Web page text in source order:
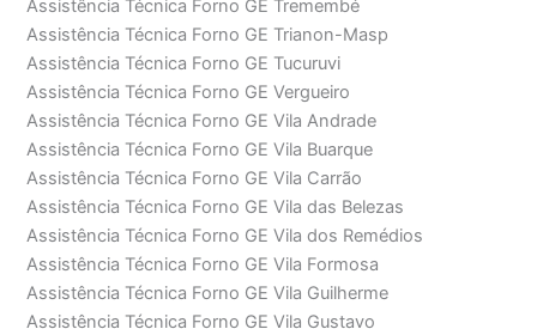
Assistência Técnica Forno GE Tremembé
Assistência Técnica Forno GE Trianon-Masp
Assistência Técnica Forno GE Tucuruvi
Assistência Técnica Forno GE Vergueiro
Assistência Técnica Forno GE Vila Andrade
Assistência Técnica Forno GE Vila Buarque
Assistência Técnica Forno GE Vila Carrão
Assistência Técnica Forno GE Vila das Belezas
Assistência Técnica Forno GE Vila dos Remédios
Assistência Técnica Forno GE Vila Formosa
Assistência Técnica Forno GE Vila Guilherme
Assistência Técnica Forno GE Vila Gustavo